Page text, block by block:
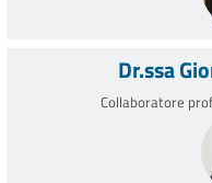
Dr.ssa
Collaboratore